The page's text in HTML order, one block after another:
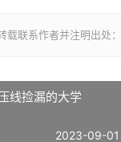
载联系作者并注明
线捡漏的大学
2023-09-01